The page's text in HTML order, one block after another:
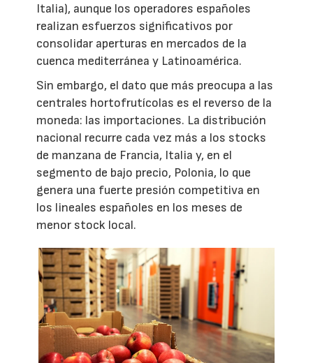
Italia), aunque los operadores españoles
realizan esfuerzos significativos por
consolidar aperturas en mercados de la
cuenca mediterránea y Latinoamérica.
Sin embargo, el dato que más preocupa a las
centrales hortofrutícolas es el reverso de la
moneda: las importaciones. La distribución
nacional recurre cada vez más a los stocks
de manzana de Francia, Italia y, en el
segmento de bajo precio, Polonia, lo que
genera una fuerte presión competitiva en
los lineales españoles en los meses de
menor stock local.